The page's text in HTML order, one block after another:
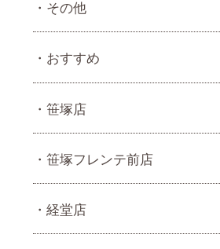
その他
おすすめ
笹塚店
笹塚フレンテ前店
経堂店